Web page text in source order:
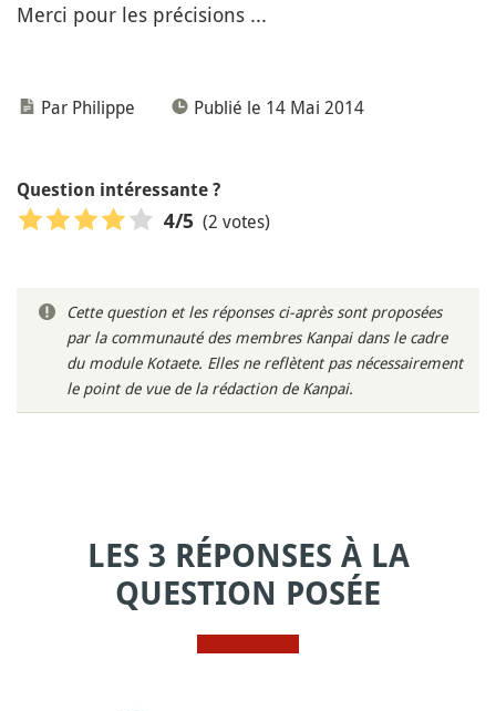
Merci pour les précisions ...
Par Philippe Publié le 14 Mai 2014
Question intéressante ?
4/5 (2 votes)
Cette question et les réponses ci-après sont proposées
par la communauté des membres Kanpai dans le cadre
du module Kotaete. Elles ne reflètent pas nécessairement
le point de vue de la rédaction de Kanpai.
LES 3 RÉPONSES À LA
QUESTION POSÉE